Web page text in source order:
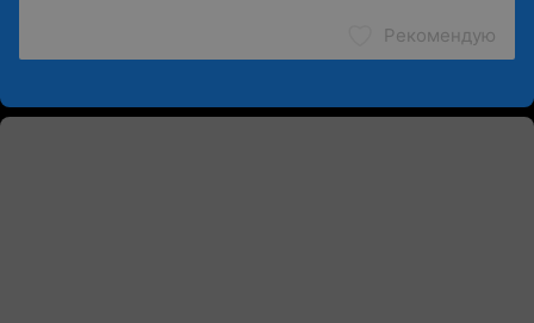
Рекомендую